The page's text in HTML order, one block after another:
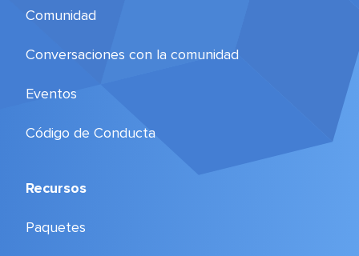
Comunidad
Conversaciones con la comunidad
Eventos
Código de Conducta
Recursos
Paquetes